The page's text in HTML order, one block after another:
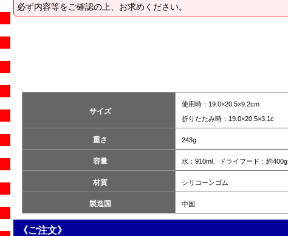
必ず内容等をご確認の上、お求めください。
サイズ
使用時：19.0×20.5×9.2cm
折りたたみ時：19.0×20.5×3.1c
重さ 243g
容量 水：910ml、ドライフード：約400g
材質 シリコーンゴム
製造国 中国
《ご注文》